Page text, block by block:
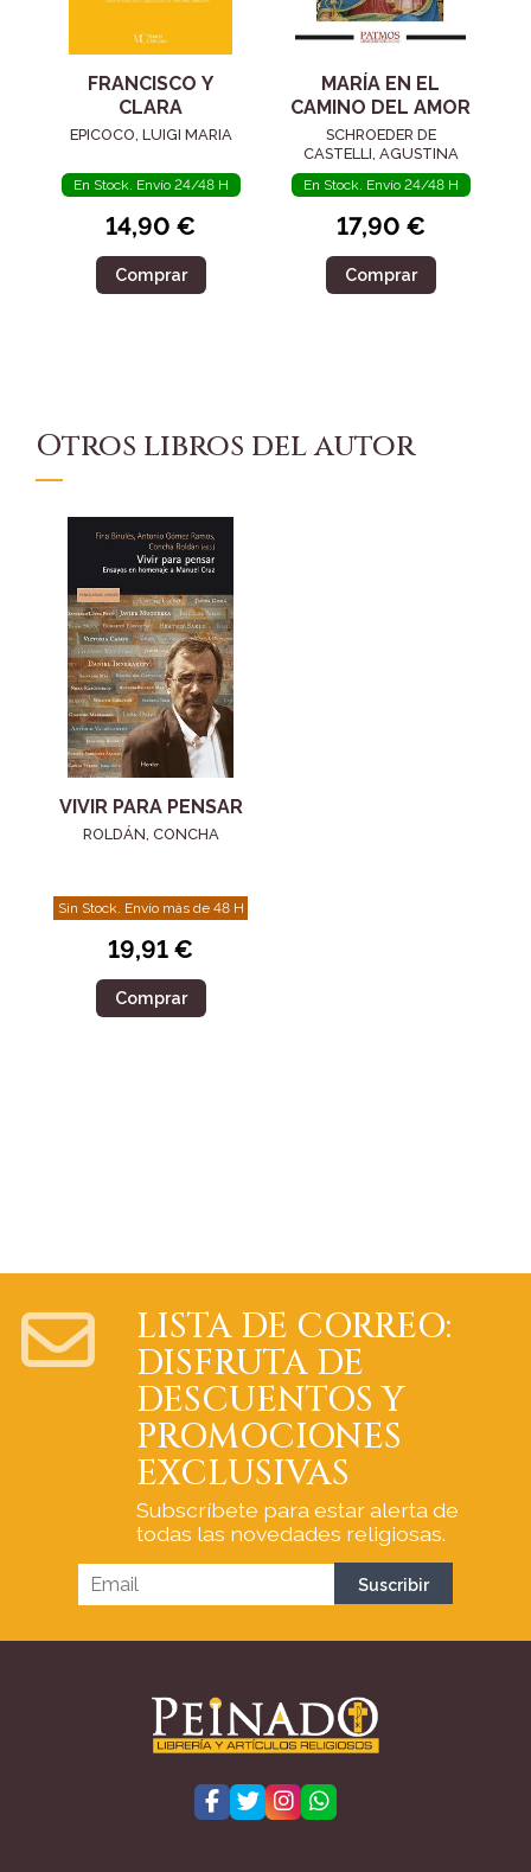
FRANCISCO Y
CLARA
EPICOCO, LUIGI MARIA
En Stock. Envío 24/48 H
14,90 €
Comprar
MARÍA EN EL
CAMINO DEL AMOR
SCHROEDER DE
CASTELLI, AGUSTINA
En Stock. Envío 24/48 H
17,90 €
Comprar
Otros libros del autor
VIVIR PARA PENSAR
ROLDÁN, CONCHA
Sin Stock. Envío más de 48 H
19,91 €
Comprar
LISTA DE CORREO:
DISFRUTA DE
DESCUENTOS Y
PROMOCIONES
EXCLUSIVAS
Subscríbete para estar alerta de
todas las novedades religiosas.